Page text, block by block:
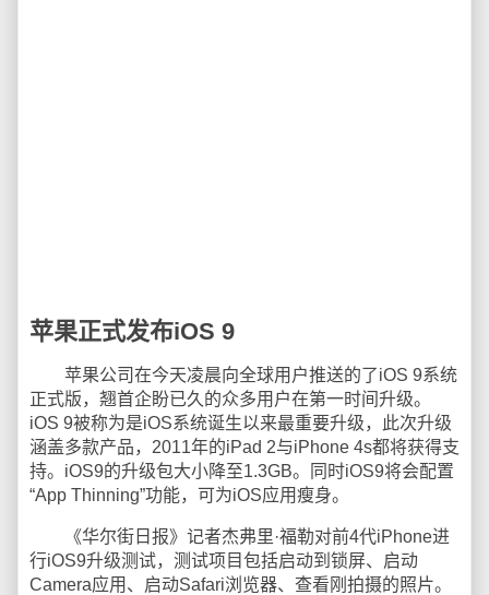
苹果正式发布iOS 9
苹果公司在今天凌晨向全球用户推送的了iOS 9系统
正式版，翘首企盼已久的众多用户在第一时间升级。
iOS 9被称为是iOS系统诞生以来最重要升级，此次升级
涵盖多款产品，2011年的iPad 2与iPhone 4s都将获得支
持。iOS9的升级包大小降至1.3GB。同时iOS9将会配置
“App Thinning”功能，可为iOS应用瘦身。
《华尔街日报》记者杰弗里·福勒对前4代iPhone进
行iOS9升级测试，测试项目包括启动到锁屏、启动
Camera应用、启动Safari浏览器、查看刚拍摄的照片。